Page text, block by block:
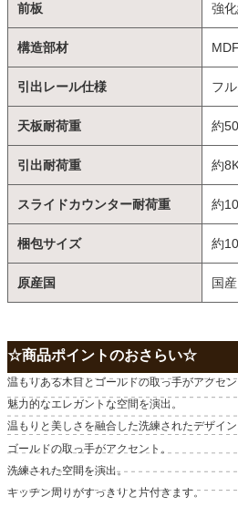
前板 強
構造部材 MDF
引出レール仕様 フ
天板耐荷重 約
引出耐荷重 約
スライドカウンター耐荷重 約
梱包サイズ 約
原産国 国産
☆商品ポイントのおさらい☆
温もりある木目とゴールドの取っ手がアクセ
魅力的なエレガントな空間を演出。
温もりと美しさを融合した洗練されたデザイン
ゴールドの取っ手がアクセント。
洗練された空間を演出。
キッチン周りがすっきりと片付きます。